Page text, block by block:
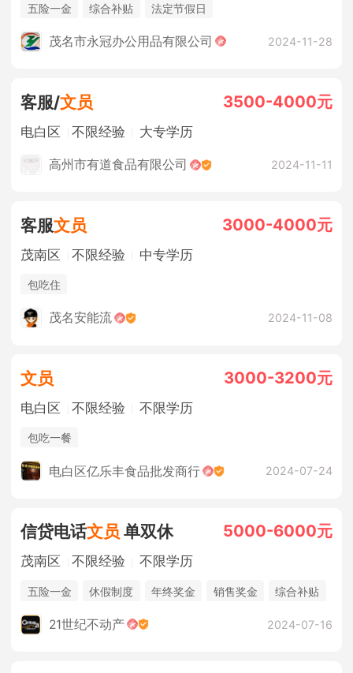
五险一金 综合补贴 法定节假日
茂名市永冠办公用品有限公司 2024-11-28
客服/文员 3500-4000元
电白区 不限经验 大专学历
高州市有道食品有限公司 2024-11-11
客服文员 3000-4000元
茂南区 不限经验 中专学历
包吃住
茂名安能流 2024-11-08
文员 3000-3200元
电白区 不限经验 不限学历
包吃一餐
电白区亿乐丰食品批发商行 2024-07-24
信贷电话文员 单双休 5000-6000元
茂南区 不限经验 不限学历
五险一金 休假制度 年终奖金 销售奖金
综合补贴
奖励计划
21世纪不动产 2024-07-16